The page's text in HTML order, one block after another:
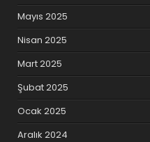
Mayıs 2025
Nisan 2025
Mart 2025
Şubat 2025
Ocak 2025
Aralık 2024